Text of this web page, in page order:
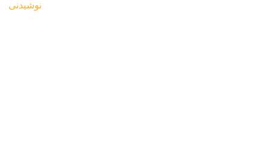
پپرونی.مرغ گریل طعم دار شده.مرغ سوخاری.گوشت...